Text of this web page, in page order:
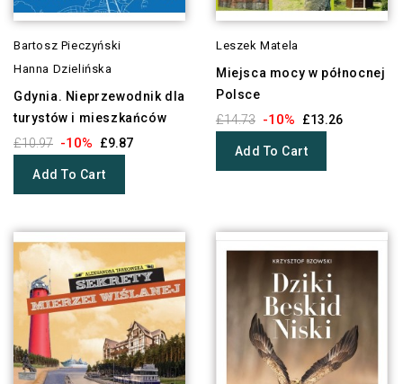
Bartosz Pieczyński
Hanna Dzielińska
Gdynia. Nieprzewodnik dla
turystów i mieszkańców
£10.97 -10% £9.87
Add To Cart
Leszek Matela
Miejsca mocy w północnej
Polsce
£14.73 -10% £13.26
Add To Cart